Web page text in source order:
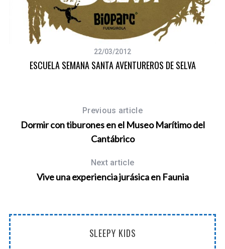
22/03/2012
ESCUELA SEMANA SANTA AVENTUREROS DE SELVA
Previous article
Dormir con tiburones en el Museo Marítimo del
Cantábrico
Next article
Vive una experiencia jurásica en Faunia
SLEEPY KIDS